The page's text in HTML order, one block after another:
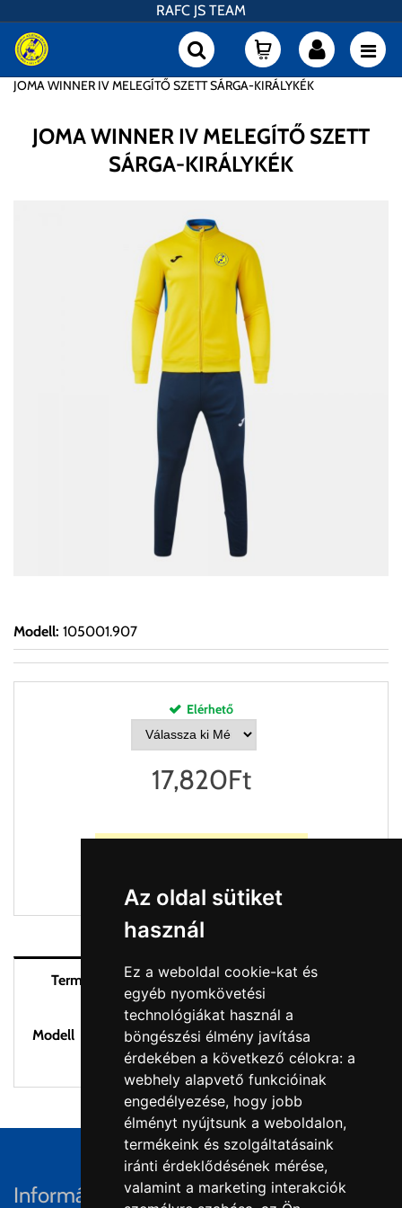
Az oldal sütiket
használ
Ez a weboldal cookie-kat és
egyéb nyomkövetési
technológiákat használ a
böngészési élmény javítása
érdekében a következő célokra: a
webhely alapvető funkcióinak
engedélyezése, hogy jobb
élményt nyújtsunk a weboldalon,
termékeink és szolgáltatásaink
iránti érdeklődésének mérése,
valamint a marketing interakciók
RAFC JS TEAM
JOMA WINNER IV MELEGÍTŐ SZETT SÁRGA-KIRÁLYKÉK
JOMA WINNER IV MELEGÍTŐ SZETT
SÁRGA-KIRÁLYKÉK
Modell: 105001.907
Elérhető
17,820Ft
Termék áttekintés Szállítás és visszaküldés
Modell 105001.907
Információk